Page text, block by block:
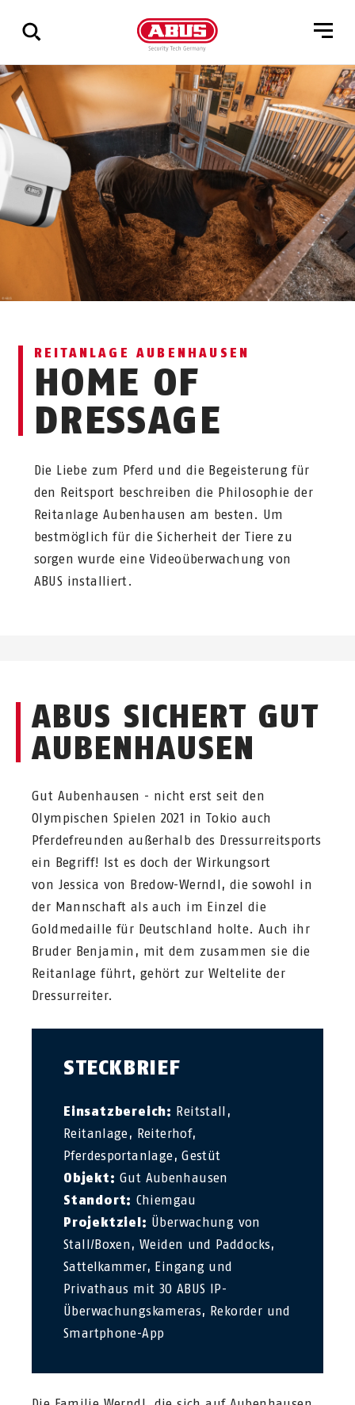
alle
Ergebnisse
REITANLAGE AUBENHAUSEN
HOME OF
DRESSAGE
Die Liebe zum Pferd und die Begeisterung für
den Reitsport beschreiben die Philosophie der
Reitanlage Aubenhausen am besten. Um
bestmöglich für die Sicherheit der Tiere zu
sorgen wurde eine Videoüberwachung von
ABUS installiert.
ABUS SICHERT GUT
AUBENHAUSEN
Gut Aubenhausen - nicht erst seit den
Olympischen Spielen 2021 in Tokio auch
Pferdefreunden außerhalb des Dressurreitsports
ein Begriff! Ist es doch der Wirkungsort
von Jessica von Bredow-Werndl, die sowohl in
der Mannschaft als auch im Einzel die
Goldmedaille für Deutschland holte. Auch ihr
Bruder Benjamin, mit dem zusammen sie die
Reitanlage führt, gehört zur Weltelite der
Dressurreiter.
STECKBRIEF
Einsatzbereich: Reitstall,
Reitanlage, Reiterhof,
Pferdesportanlage, Gestüt
Objekt: Gut Aubenhausen
Standort: Chiemgau
Projektziel: Überwachung von
Stall/Boxen, Weiden und Paddocks,
Sattelkammer, Eingang und
Privathaus mit 30 ABUS IP-
Überwachungskameras, Rekorder und
Smartphone-App